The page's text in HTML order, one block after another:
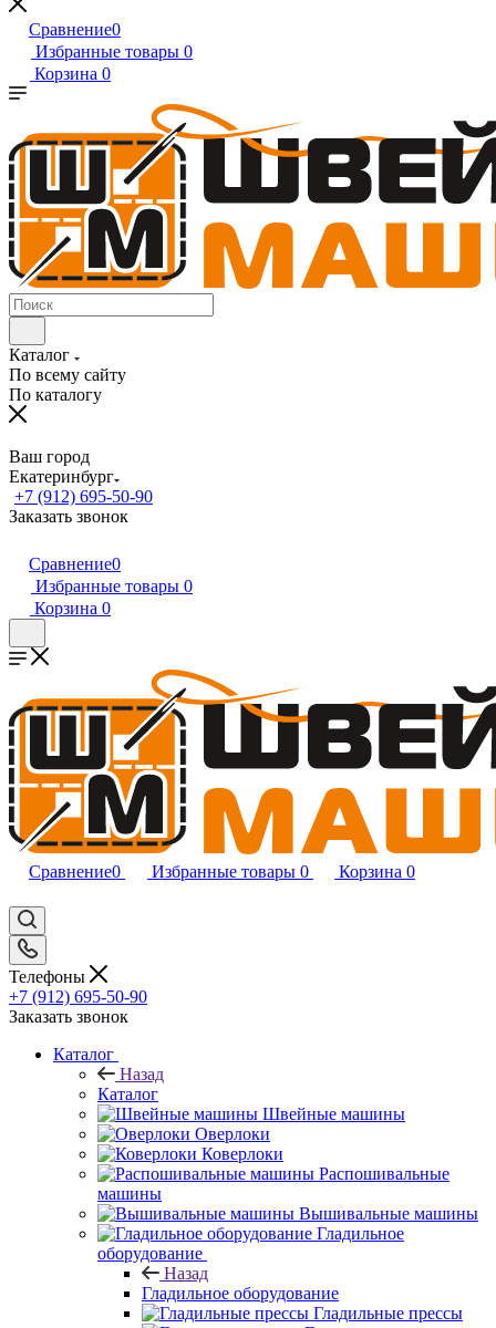
Сравнение0
Избранные товары 0
Корзина 0
Каталог
По всему сайту
По каталогу
Ваш город
Екатеринбург
+7 (912) 695-50-90
Заказать звонок
Сравнение0
Избранные товары 0
Корзина 0
Сравнение0 Избранные товары 0 Корзина 0
Телефоны
+7 (912) 695-50-90
Заказать звонок
Каталог
Назад
Каталог
Швейные машины
Оверлоки
Коверлоки
Распошивальные
машины
Вышивальные машины
Гладильное
оборудование
Назад
Гладильное оборудование
Гладильные прессы